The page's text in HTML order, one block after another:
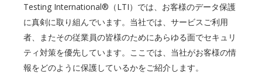
Testing International®（LTI）では、お客様のデータ保護
に真剣に取り組んでいます。当社では、サービスご利用
者、またその従業員の皆様のためにあらゆる面でセキュリ
ティ対策を優先しています。ここでは、当社がお客様の情
報をどのように保護しているかをご紹介します。